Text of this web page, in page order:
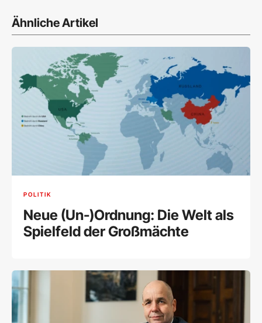
Ähnliche Artikel
POLITIK
Neue (Un-)Ordnung: Die Welt als
Spielfeld der Großmächte